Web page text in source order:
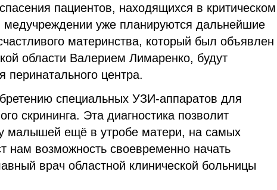
пациентов, находящихся в критическом
медучреждении уже планируются дальнейшие
материнства, который был объявлен
области Валерием Лимаренко, будут
перинатального центра.
специальных УЗИ-аппаратов для
скрининга. Эта диагностика позволит
малышей ещё в утробе матери, на самых
нам возможность своевременно начать
врач областной клинической больницы